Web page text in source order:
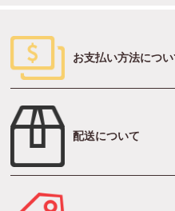
お支払い方法につい
配送について